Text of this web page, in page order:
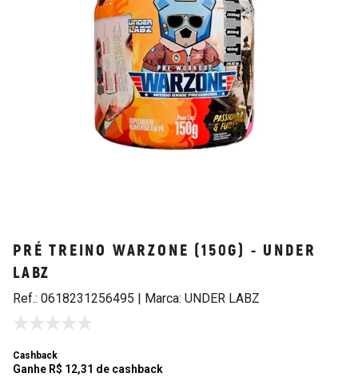
PRÉ TREINO WARZONE (150G) - UNDER
LABZ
Ref.: 0618231256495 | Marca: UNDER LABZ
Cashback
Ganhe R$ 12,31 de cashback